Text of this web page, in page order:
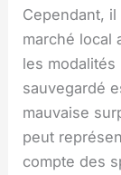
Cependant,
marché local
les
sauvegardé
mauvaise
peut
compte des